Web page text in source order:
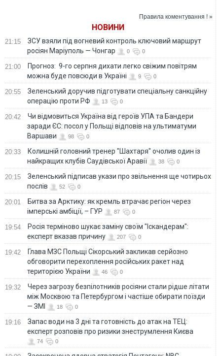
Правила коментування ! »
НОВИНИ
21:15
ЗСУ взяли під вогневий контроль ключовий маршрут
росіян Маріуполь — Чонгар
0 0
21:00
Прогноз: 9-го серпня дихати легко свіжим повітрям
можна буде повсюди в Україні
9 0
20:55
Зеленський доручив підготувати спеціальну санкційну
операцію проти РФ
13 0
20:42
Чи відмовиться Україна від героїв УПА та Бандери
заради ЄС: посол у Польщі відповів на ультиматуми
Варшави
98 0
20:33
Колишній головний тренер "Шахтаря" очолив один із
найкращих клубів Саудівської Аравії
38 0
20:15
Зеленський підписав укази про звільнення ще чотирьох
послів
52 0
20:01
Битва за Арктику: як кремль втрачає регіон через
імперські амбіції, – ГУР
87 0
19:54
Росія терміново шукає заміну своїм "Іскандерам":
експерт вказав причину
207 0
19:42
Глава МЗС Польщі Сікорський закликав серйозно
обговорити перехоплення російських ракет над
територією України
46 0
19:32
Через загрозу безпілотників росіяни стали рідше літати
між Москвою та Петербургом і частіше обирати поїзди
— ЗМІ
18 0
19:16
Запас води на 3 дні та готовність до атак на ТЕЦ:
експерт розповів про ризики знеструмлення Києва
74 0